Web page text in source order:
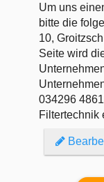
Um uns
bitte die
10,
Seite wird
034296
Filtertechnik